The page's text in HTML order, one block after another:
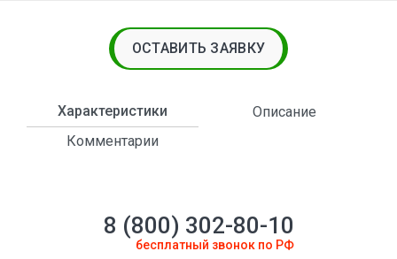
Характеристики
Описание
Комментарии
ОСТАВИТЬ ЗАЯВКУ
8 (800) 302-80-10
бесплатный звонок по РФ